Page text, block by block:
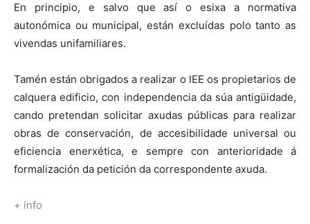
En principio, e salvo que así o esixa a normativa
autonómica ou municipal, están excluídas polo tanto as
vivendas unifamiliares.
Tamén están obrigados a realizar o IEE os propietarios de
calquera edificio, con independencia da súa antigüidade,
cando pretendan solicitar axudas públicas para realizar
obras de conservación, de accesibilidade universal ou
eficiencia enerxética, e sempre con anterioridade á
formalización da petición da correspondente axuda.
+ info